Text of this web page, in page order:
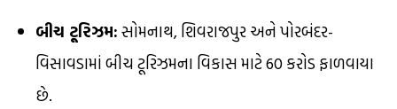
બીચ ટૂરિઝમ:સોમનાથ, શિવરાજપુર અને પોરબંદર-
વિસાવડામાં બીચ ટૂરિઝમના વિકાસ માટે ₹60 કરોડ ફાળવાયા
છે.